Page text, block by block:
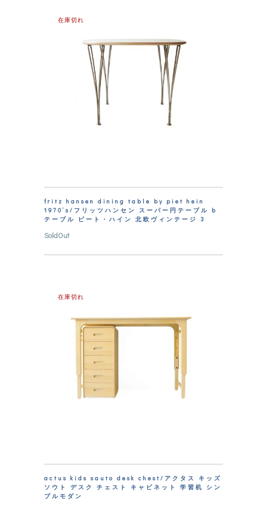
在庫切れ
fritz hansen dining table by piet hein
1970’s/フリッツハンセン スーパー円テーブル b
テーブル ピート・ハイン 北欧ヴィンテージ 3
SoldOut
在庫切れ
actus kids sauto desk chest/アクタス キッズ
ソウト デスク チェスト キャビネット 学習机 シン
プルモダン